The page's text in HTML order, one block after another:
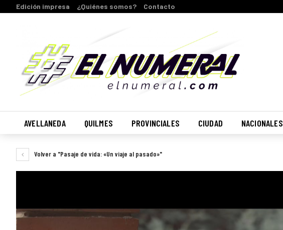
Edición impresa ¿Quiénes somos? Contacto
AVELLANEDA QUILMES PROVINCIALES CIUDAD NACIONALES
Volver a "Pasaje de vida: «Un viaje al pasado»"